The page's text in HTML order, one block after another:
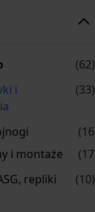
(62)
i akcesoria
i
(33)
(16)
i montaże
i montaże (17)
repliki broni
repliki
(10)